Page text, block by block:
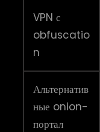
VPN с
obfuscatio
n
Альтернатив
ные onion-
портал